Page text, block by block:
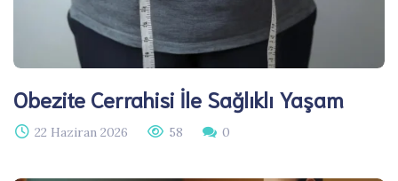
Obezite Cerrahisi İle Sağlıklı Yaşam
22 Haziran 2026 58 0